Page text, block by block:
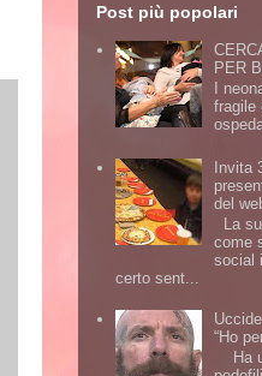
Post più popolari
PER
I
fragile
Invita
del
La
come
social
certo sent...
“Ho
Ha